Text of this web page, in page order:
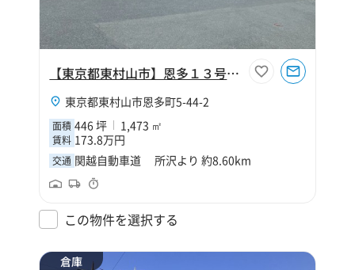
【東京都東村山市】恩多１３号倉庫
東京都東村山市恩多町5-44-2
面積 446 坪 1,473 ㎡
賃料 173.8万円
交通 関越自動車道 所沢より 約8.60km
この物件を選択する
倉庫